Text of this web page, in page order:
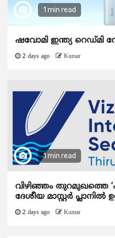
1 min read
ഷവോമി ഇന്ത്യ റെഡ്മി
2 days ago Kumar
1 min read
വിഴിഞ്ഞം തുറമുഖത്തെ
ദേശീയ മാസ്റ്റർ പ്ലാനിൽ
2 days ago Kumar